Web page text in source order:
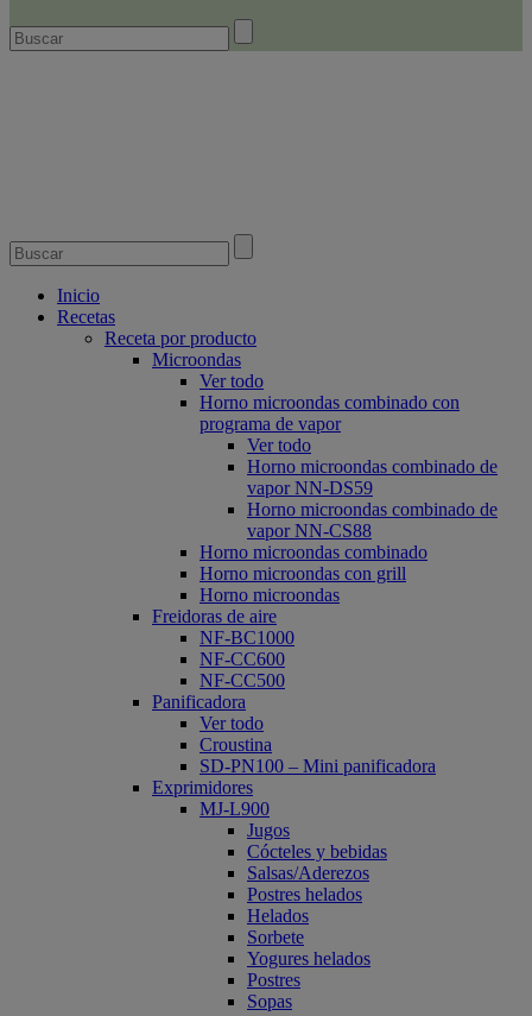
Inicio
Recetas
Receta por producto
Microondas
Ver todo
Horno microondas combinado con
programa de vapor
Ver todo
Horno microondas combinado de
vapor NN-DS59
Horno microondas combinado de
vapor NN-CS88
Horno microondas combinado
Horno microondas con grill
Horno microondas
Freidoras de aire
NF-BC1000
NF-CC600
NF-CC500
Panificadora
Ver todo
Croustina
SD-PN100 – Mini panificadora
Exprimidores
MJ-L900
Jugos
Cócteles y bebidas
Salsas/Aderezos
Postres helados
Helados
Sorbete
Yogures helados
Postres
Sopas